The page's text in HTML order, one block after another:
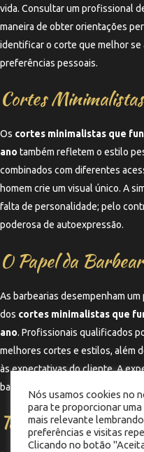
vida. Consultar um profissional
maneira de obter orientações
identificar o corte que melhor se
preferências pessoais.
Cortes
Os cortes minimalistas que
ano também refletem o estilo
combinados com diferentes
homem crie um visual único. A
falta de personalidade; pelo
poderosa de autoexpressão.
O Papel da
As barbearias desempenham
dos cortes minimalistas que
ano. Profissionais qualificados
melhores cortes e estilos, além
às expectativas do cliente. A
barbeiros são essenciais para
Tendências
Nós usamos cookies no
para te proporcionar uma
mais relevante
preferências e visitas
Clicando no botão